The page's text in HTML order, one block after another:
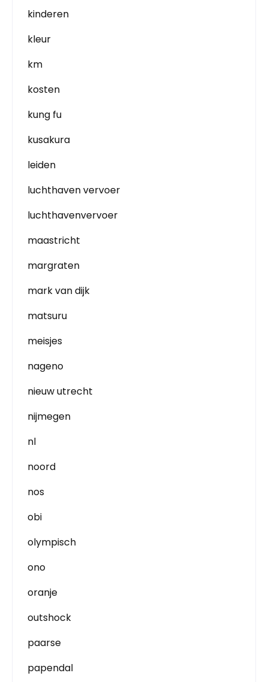
kinderen
kleur
km
kosten
kung fu
kusakura
leiden
luchthaven vervoer
luchthavenvervoer
maastricht
margraten
mark van dijk
matsuru
meisjes
nageno
nieuw utrecht
nijmegen
nl
noord
nos
obi
olympisch
ono
oranje
outshock
paarse
papendal